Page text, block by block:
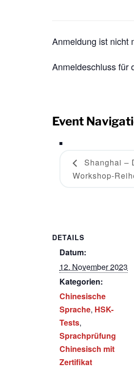
Anmeldung ist nicht
Anmeldeschluss für
DETAILS
Datum:
12. November 2023
Kategorien:
Chinesische
Sprache, HSK-
Tests,
Sprachprüfung
Chinesisch mit
Zertifikat
Event
Shanghai –
Workshop-